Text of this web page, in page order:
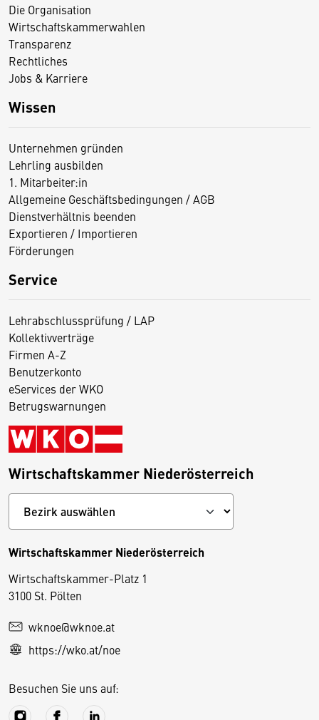
Die Organisation
Wirtschaftskammerwahlen
Transparenz
Rechtliches
Jobs & Karriere
Wissen
Unternehmen gründen
Lehrling ausbilden
1. Mitarbeiter:in
Allgemeine Geschäftsbedingungen / AGB
Dienstverhältnis beenden
Exportieren / Importieren
Förderungen
Service
Lehrabschlussprüfung / LAP
Kollektivverträge
Firmen A-Z
Benutzerkonto
eServices der WKO
Betrugswarnungen
Wirtschaftskammer Niederösterreich
Wirtschaftskammer Niederösterreich
Wirtschaftskammer-Platz 1
3100 St. Pölten
wknoe@wknoe.at
https://wko.at/noe
Besuchen Sie uns auf:
D
e
s
S
e